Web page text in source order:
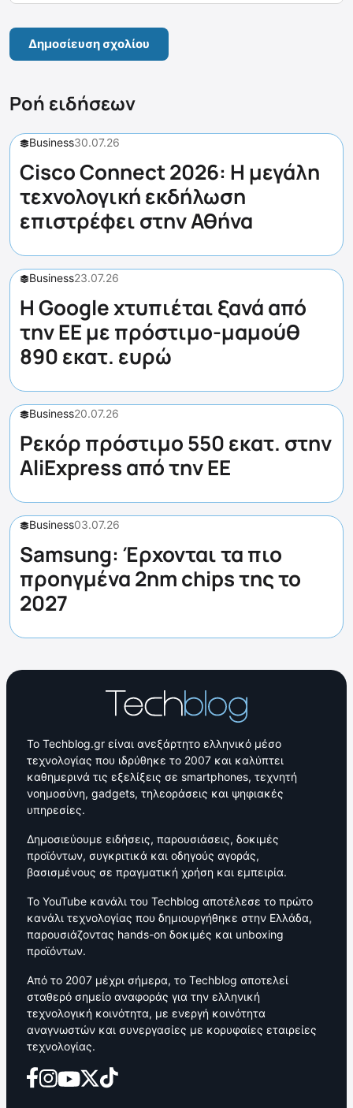
Ροή ειδήσεων
Business30.07.26
Cisco Connect 2026: Η μεγάλη
τεχνολογική εκδήλωση
επιστρέφει στην Αθήνα
Business23.07.26
Η Google χτυπιέται ξανά από
την ΕΕ με πρόστιμο-μαμούθ
890 εκατ. ευρώ
Business20.07.26
Ρεκόρ πρόστιμο 550 εκατ. στην
AliExpress από την ΕΕ
Business03.07.26
Samsung: Έρχονται τα πιο
προηγμένα 2nm chips της το
2027
Το Techblog.gr είναι ανεξάρτητο ελληνικό μέσο
τεχνολογίας που ιδρύθηκε το 2007 και καλύπτει
καθημερινά τις εξελίξεις σε smartphones, τεχνητή
νοημοσύνη, gadgets, τηλεοράσεις και ψηφιακές
υπηρεσίες.
Δημοσιεύουμε ειδήσεις, παρουσιάσεις, δοκιμές
προϊόντων, συγκριτικά και οδηγούς αγοράς,
βασισμένους σε πραγματική χρήση και εμπειρία.
Το YouTube κανάλι του Techblog αποτέλεσε το πρώτο
κανάλι τεχνολογίας που δημιουργήθηκε στην Ελλάδα,
παρουσιάζοντας hands-on δοκιμές και unboxing
προϊόντων.
Από το 2007 μέχρι σήμερα, το Techblog αποτελεί
σταθερό σημείο αναφοράς για την ελληνική
τεχνολογική κοινότητα, με ενεργή κοινότητα
αναγνωστών και συνεργασίες με κορυφαίες εταιρείες
τεχνολογίας.